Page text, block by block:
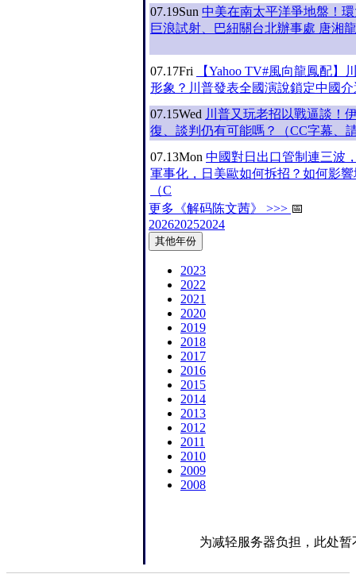
07.19Sun 中美在南太平洋爭地盤！
巨浪試射、巴紐關台北辦事處 唐湘
07.17Fri
【Yahoo TV#風向龍鳳配】
形象？川普發表全國演說鎖定中國介
07.15Wed 川普又玩老招以戰逼談！
復、談判仍有可能嗎？（CC字幕、
07.13Mon 中國對日出口管制連三波
軍事化，日美歐如何拆招？如何影
（C
更多《解码陈文茜》 >>> 📅
202620252024
其他年份
2023
2022
2021
2020
2019
2018
2017
2016
2015
2014
2013
2012
2011
2010
2009
2008
为减轻服务器负担，此处